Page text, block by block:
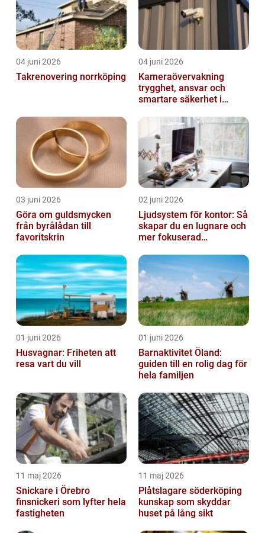
04 juni 2026
Takrenovering norrköping
04 juni 2026
Kameraövervakning
trygghet, ansvar och
smartare säkerhet i
03 juni 2026
Göra om guldsmycken
från byrålådan till
favoritskrin
02 juni 2026
Ljudsystem för kontor: Så
skapar du en lugnare och
mer fokuserad
01 juni 2026
Husvagnar: Friheten att
resa vart du vill
01 juni 2026
Barnaktivitet Öland:
guiden till en rolig dag för
hela familjen
11 maj 2026
Snickare i Örebro
finsnickeri som lyfter hela
fastigheten
11 maj 2026
Plåtslagare söderköping
kunskap som skyddar
huset på lång sikt